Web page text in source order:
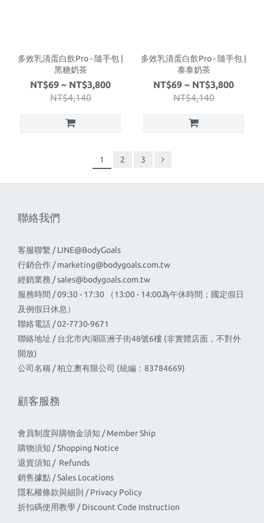
多效乳清蛋白飲Pro - 隨手包 |
黑糖奶茶
NT$69 ~ NT$3,800
NT$4,140
多效乳清蛋白飲Pro - 隨手包 |
泰泰奶茶
NT$69 ~ NT$3,800
NT$4,140
1 2 3
聯絡我們
客服聯繫 / LINE@BodyGoals
行銷合作 /marketing@bodygoals.com.tw
經銷業務 /sales@bodygoals.com.tw
服務時間 / 09:30 - 17:30 （13:00 - 14:00為午休時間；國定假日
及例假日休息）
聯絡電話 / 02-7730-9671
聯絡地址 / 台北市內湖區洲子街48號6樓 (非實體店面，不對外
開放)
公司名稱 / 柏立奧有限公司 (統編：83784669)
顧客服務
會員制度與購物金須知 / Member Ship
購物須知 / Shopping Notice
退貨須知 / Refunds
銷售據點 / Sales Locations
隱私權條款與細則 / Privacy Policy
折扣碼使用教學 / Discount Code Instruction